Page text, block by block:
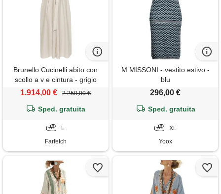
Brunello Cucinelli abito con
scollo a v e cintura - grigio
1.914,00 € 2.250,00 €
Sped. gratuita
L
Farfetch
M MISSONI - vestito estivo -
blu
296,00 €
Sped. gratuita
XL
Yoox